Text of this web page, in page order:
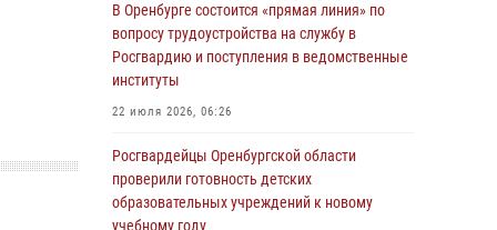
27 июля 2026, 14:36 2
Росгвардейцы предотвратили трагедию:
спасен мужчина в тяжелой жизненной
Росгвардейцы Оренбургской области
проверили готовность детских
образовательных учреждений к новому
В Оренбурге состоится «прямая линия» по
вопросу трудоустройства на службу в
Росгвардию и поступления в ведомственные
институты
22 июля 2026, 06:26
Росгвардейцы Оренбургской области
проверили готовность детских
образовательных учреждений к новому
учебному году